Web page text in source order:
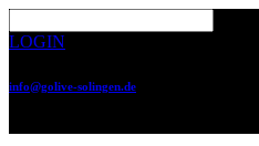
LOGIN
info@golive-solingen.de